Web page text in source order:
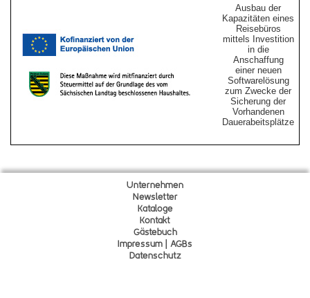
Ausbau der
Kapazitäten eines
Reisebüros
mittels Investition
in die
Anschaffung
einer neuen
Softwarelösung
zum Zwecke der
Sicherung der
Vorhandenen
Dauerabeitsplätze
Unternehmen
Newsletter
Kataloge
Kontakt
Gästebuch
Impressum | AGBs
Datenschutz